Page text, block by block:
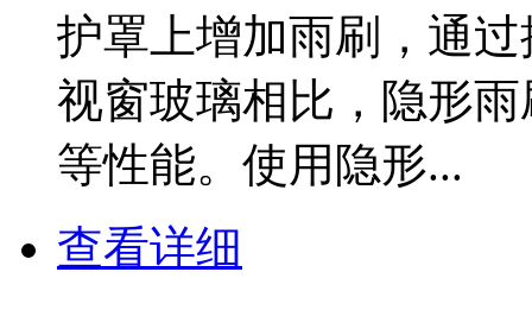
护罩上增加雨刷，通
视窗玻璃相比，隐形
等性能。使用隐形...
查看详细